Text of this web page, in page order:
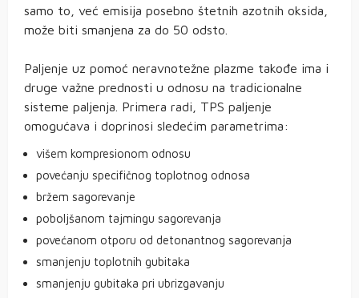
samo to, već emisija posebno štetnih azotnih oksida,
može biti smanjena za do 50 odsto.
Paljenje uz pomoć neravnotežne plazme takođe ima i
druge važne prednosti u odnosu na tradicionalne
sisteme paljenja. Primera radi, TPS paljenje
omogućava i doprinosi sledećim parametrima:
višem kompresionom odnosu
povećanju specifičnog toplotnog odnosa
bržem sagorevanje
poboljšanom tajmingu sagorevanja
povećanom otporu od detonantnog sagorevanja
smanjenju toplotnih gubitaka
smanjenju gubitaka pri ubrizgavanju